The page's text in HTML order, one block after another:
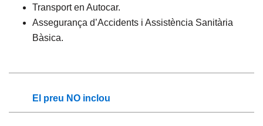
Transport en Autocar.
Assegurança d’Accidents i Assistència Sanitària
Bàsica.
El preu NO inclou